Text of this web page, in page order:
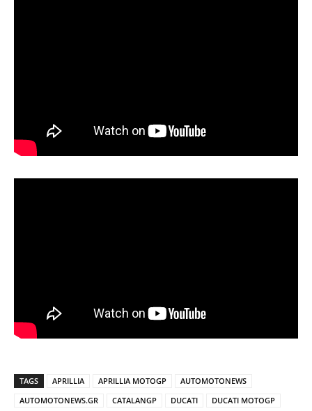
TAGS APRILLIA APRILLIA MOTOGP
AUTOMOTONEWS
AUTOMOTONEWS.GR
CATALANGP DUCATI
DUCATI MOTOGP